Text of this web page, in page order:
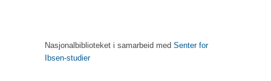
Nasjonalbiblioteket i samarbeid med Senter for
Ibsen-studier